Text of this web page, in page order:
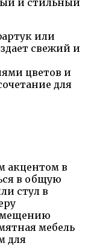
и стильный
или
свежий и
цветов и
для
акцентом в
в общую
стул в
мебель
для